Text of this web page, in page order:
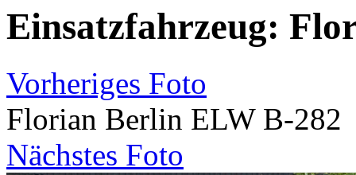
Einsatzfahrzeug:
Vorheriges Foto
Florian Berlin ELW B-282
Nächstes Foto